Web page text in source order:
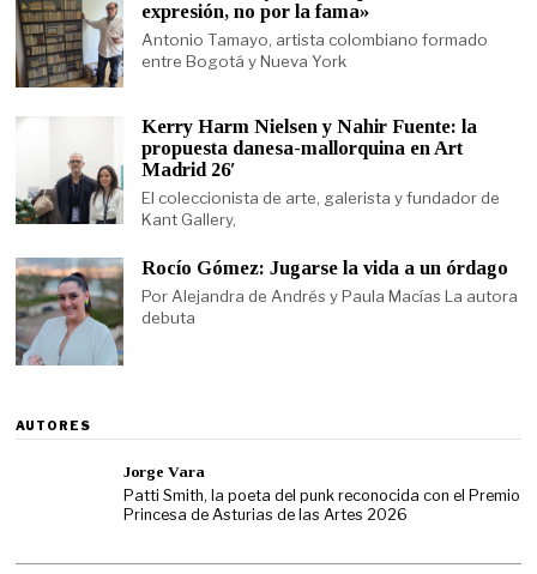
expresión, no por la fama»
Antonio Tamayo, artista colombiano formado
entre Bogotá y Nueva York
Kerry Harm Nielsen y Nahir Fuente: la
propuesta danesa-mallorquina en Art
Madrid 26′
El coleccionista de arte, galerista y fundador de
Kant Gallery,
Rocío Gómez: Jugarse la vida a un órdago
Por Alejandra de Andrés y Paula Macías La autora
debuta
AUTORES
Jorge Vara
Patti Smith, la poeta del punk reconocida con el Premio
Princesa de Asturias de las Artes 2026